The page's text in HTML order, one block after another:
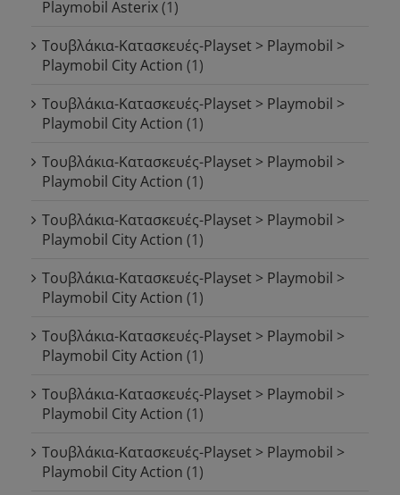
Playmobil Asterix(1)
Τουβλάκια-Κατασκευές-Playset > Playmobil >
Playmobil City Action (1)
Τουβλάκια-Κατασκευές-Playset > Playmobil >
Playmobil City Action (1)
Τουβλάκια-Κατασκευές-Playset > Playmobil >
Playmobil City Action (1)
Τουβλάκια-Κατασκευές-Playset > Playmobil >
Playmobil City Action (1)
Τουβλάκια-Κατασκευές-Playset > Playmobil >
Playmobil City Action (1)
Τουβλάκια-Κατασκευές-Playset > Playmobil >
Playmobil City Action (1)
Τουβλάκια-Κατασκευές-Playset > Playmobil >
Playmobil City Action (1)
Τουβλάκια-Κατασκευές-Playset > Playmobil >
Playmobil City Action (1)